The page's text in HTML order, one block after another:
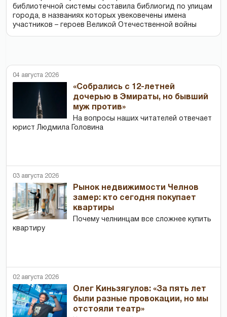
библиотечной системы составила библиогид по улицам
города, в названиях которых увековечены имена
участников – героев Великой Отечественной войны
04 августа 2026
«Собрались с 12-летней
дочерью в Эмираты, но бывший
муж против»
На вопросы наших читателей отвечает
юрист Людмила Головина
03 августа 2026
Рынок недвижимости Челнов
замер: кто сегодня покупает
квартиры
Почему челнинцам все сложнее купить
квартиру
02 августа 2026
Олег Киньзягулов: «За пять лет
были разные провокации, но мы
отстояли театр»